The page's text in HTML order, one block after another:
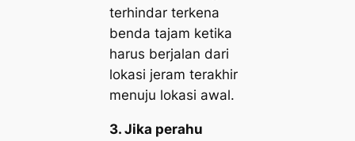
terhindar terkena
benda tajam ketika
harus berjalan dari
lokasi jeram terakhir
menuju lokasi awal.
3. Jika perahu